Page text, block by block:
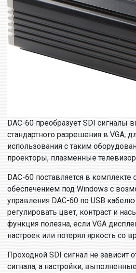
DAC-60 преобразует SDI сигналы
стандартного разрешения в VGA,
использования с таким
проекторы, плазменные
DAC-60 поставляется в
обеспечением под Windows с
управления DAC-60 по USB
регулировать цвет, контраст и
функция полезна, если VGA
настроек или потерял яркость со
Проходной SDI сигнал не зависит
сигнала, а настройки,